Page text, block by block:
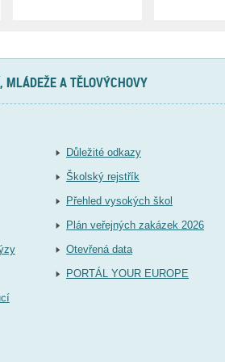
A TĚLOVÝCHOVY
Důležité odkazy
Školský rejstřík
Přehled vysokých škol
Plán veřejných zakázek 2026
Otevřená data
PORTÁL YOUR EUROPE